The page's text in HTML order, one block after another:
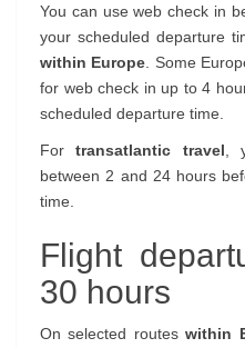
You can use web check in
your scheduled departure
within Europe . Some
for web check in up to 4
scheduled departure time.
Fortransatlantic travel ,
between 2 and 24 hours
time.
Flight
30 hours
On selected routeswithin